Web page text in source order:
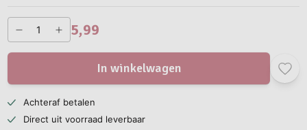
5,99
In winkelwagen
Achteraf betalen
Direct uit voorraad leverbaar